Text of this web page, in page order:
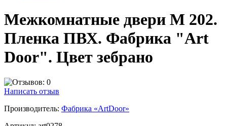
Межкомнатные двери M 202.
Пленка ПВХ. Фабрика "Art
Door". Цвет зебрано
Написать отзыв
Производитель: Фабрика «ArtDoor»